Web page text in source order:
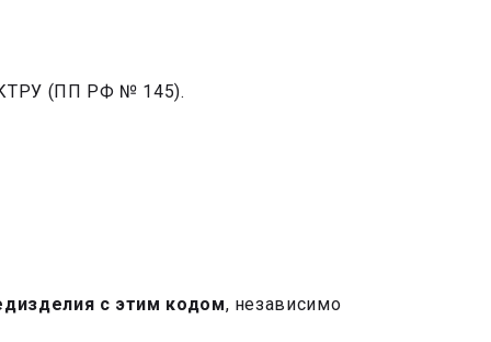
КТРУ (ПП РФ № 145).
с этим кодом, независимо